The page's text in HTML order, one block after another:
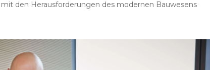
den Herausforderungen des modernen Bauwesens